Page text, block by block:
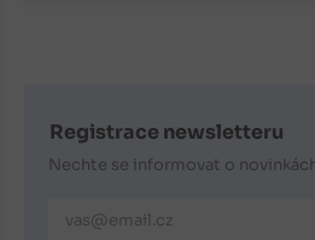
Registrace newsletteru
Nechte se informovat o
E-mailová adresa